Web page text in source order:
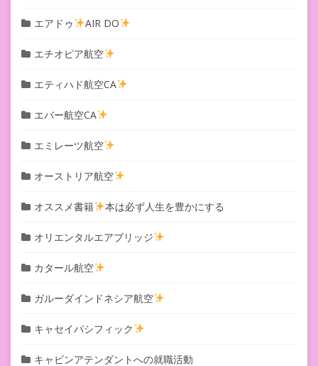
エアドゥ AIR DO
エチオピア航空
エティハド航空CA
エバー航空CA
エミレーツ航空
オーストリア航空
オススメ書籍 本は必ず人生を豊かにする
オリエンタルエアブリッジ
カタール航空
ガルーダインドネシア航空
キャセイパシフィック
キャビンアテンダントへの就職活動